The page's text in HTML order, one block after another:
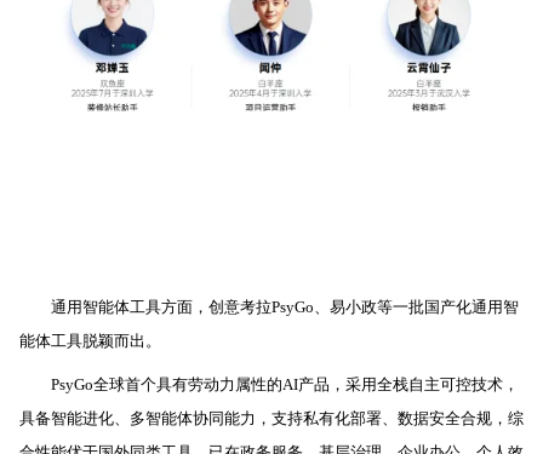
通用智能体工具方面， 创意考拉PsyGo、易小政等一批国产化通用智
能体工具脱颖而出。
PsyGo全球首个具有劳动力属性的AI产品，采用全栈自主可控技术，
具备智能进化、多智能体协同能力，支持私有化部署、数据安全合规，综